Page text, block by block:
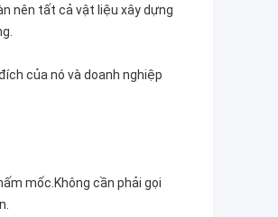
nên tất cả vật liệu xây dựng
của nó và doanh nghiệp
mốc.Không cần phải gọi